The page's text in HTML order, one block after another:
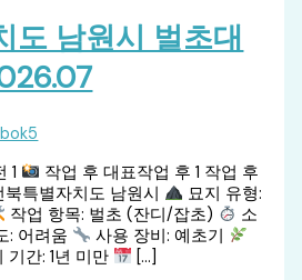
도 남원시 벌초대
1
작업 후 대표작업 후 1 작업 후
북특별자치도 남원시
묘지 유형:
작업 항목: 벌초 (잔디/잡초)
소
: 어려움
사용 장비: 예초기
간: 1년 미만
[…]